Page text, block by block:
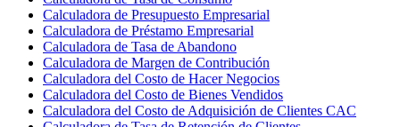
Calculadora de Presupuesto Empresarial
Calculadora de Préstamo Empresarial
Calculadora de Tasa de Abandono
Calculadora de Margen de Contribución
Calculadora del Costo de Hacer Negocios
Calculadora del Costo de Bienes Vendidos
Calculadora del Costo de Adquisición de Clientes CAC